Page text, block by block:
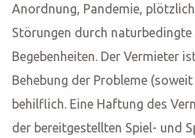
Anordnung, Pandemie,
Störungen durch
Begebenheiten. Der Vermieter
Behebung der Probleme
behilflich. Eine Haftung des
der bereitgestellten Spiel- und